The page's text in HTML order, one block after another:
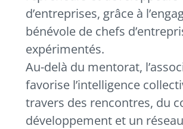
d’entreprises, grâce à
bénévole de chefs
expérimentés.
Au-delà du mentorat,
favorise l’intelligence
travers des rencontres, du
développement et un réseau